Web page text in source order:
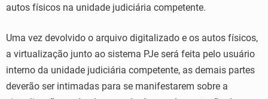
autos físicos na unidade judiciária competente.
Uma vez devolvido o arquivo digitalizado e os autos físicos,
a virtualização junto ao sistema PJe será feita pelo usuário
interno da unidade judiciária competente, as demais partes
deverão ser intimadas para se manifestarem sobre a